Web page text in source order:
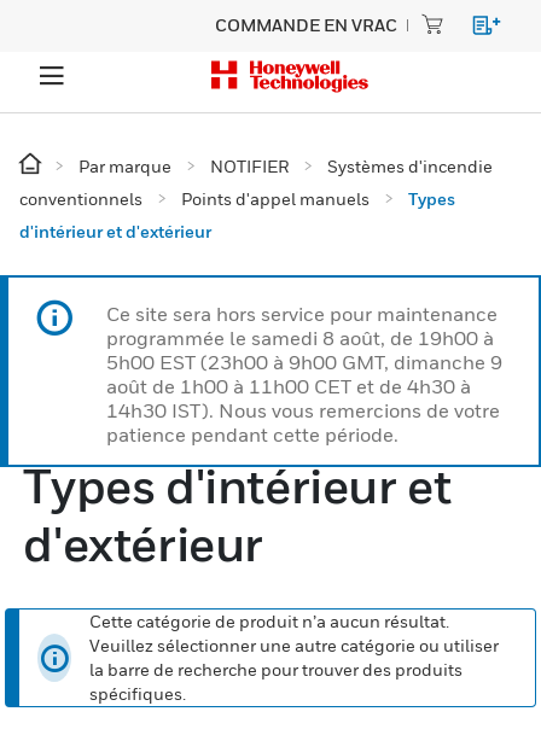
COMMANDE EN VRAC
Par marque NOTIFIER
Systèmes d'incendie
conventionnels
Points d'appel manuels
Types
d'intérieur et d'extérieur
Ce site sera hors service pour maintenance
programmée le samedi 8 août, de 19h00 à
5h00 EST (23h00 à 9h00 GMT, dimanche 9
août de 1h00 à 11h00 CET et de 4h30 à
14h30 IST). Nous vous remercions de votre
patience pendant cette période.
Types d'intérieur et
d'extérieur
Cette catégorie de produit n’a aucun résultat.
Veuillez sélectionner une autre catégorie ou utiliser
la barre de recherche pour trouver des produits
spécifiques.